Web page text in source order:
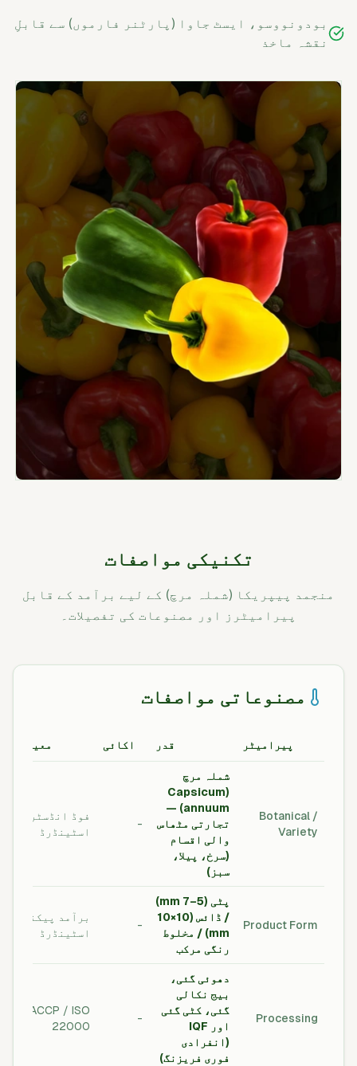
بودونووسو، ایسٹ جاوا (پارٹنر فارموں) سے قابلِ
نقشہ ماخذ
تکنیکی مواصفات
منجمد پیپریکا (شملہ مرچ) کے لیے برآمد کے قابل
پیرامیٹرز اور مصنوعات کی تفصیلات۔
مصنوعاتی مواصفات
پیرامیٹر قدر اکائی معیار
Botanical /
Variety
شملہ مرچ
(Capsicum
annuum) —
تجارتی مٹھاس
والی اقسام
(سرخ، پیلا،
سبز)
-
فوڈ انڈسٹری
اسٹینڈرڈ
Product Form
پٹی (5–7 mm)
/ ڈائس (10×10
mm) / مخلوط
رنگی مرکب
-
برآمد پیکنگ
اسٹینڈرڈ
Processing
دھوئی گئی،
بیج نکالی
گئی، کٹی گئی
اور IQF
(انفرادی
فوری فریزنگ)
-
HACCP / ISO
22000